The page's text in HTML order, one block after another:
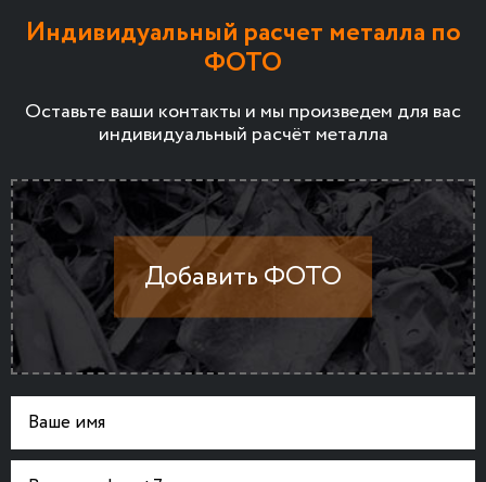
Индивидуальный расчет металла по
ФОТО
Оставьте ваши контакты и мы произведем для вас
индивидуальный расчёт металла